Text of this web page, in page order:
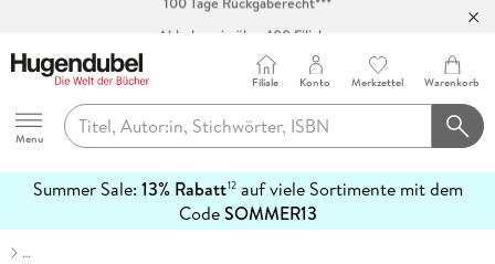
Abholung in über 100 Filialen
Hugendubel
Menu
Filiale Konto Merkzettel Warenkorb
Summer Sale: 13% Rabatt12auf viele Sortimente mit dem
CodeSOMMER13
erfahren
…